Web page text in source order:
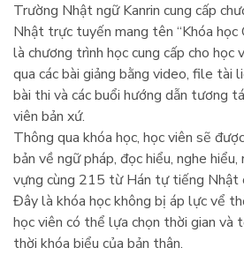
Trường Nhật ngữ Kanrin cung cấp
Nhật trực tuyến mang tên “Khóa
là chương trình học cung cấp cho học
qua các bài giảng bằng video, file tài
bài thi và các buổi hướng dẫn tương
viên bản xứ.
Thông qua khóa học, học viên sẽ
bản về ngữ pháp, đọc hiểu, nghe
vựng cùng 215 từ Hán tự tiếng Nhật
Đây là khóa học không bị áp lực vể
học viên có thể lựa chọn thời gian và
thời khóa biểu của bản thân.